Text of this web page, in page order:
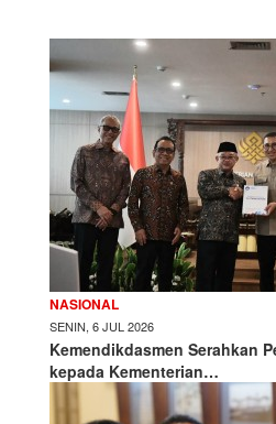
NASIONAL
SENIN, 6 JUL 2026
Kemendikdasmen Serahkan
kepada Kementerian…